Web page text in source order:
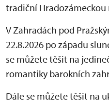
tradiční Hradozámeckou
V Zahradách pod
22.8.2026 po západu
se můžete těšit na
romantiky barokních
Dále se můžete těšit na